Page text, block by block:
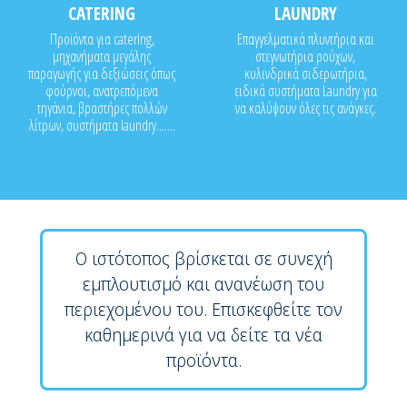
CATERING
Προϊόντα για catering,
μηχανήματα μεγάλης
παραγωγής για δεξιώσεις όπως
φούρνοι, ανατρεπόμενα
τηγάνια, βραστήρες πολλών
λίτρων, συστήματα laundry.......
LAUNDRY
Επαγγελματικά πλυντήρια και
στεγνωτήρια ρούχων,
κυλινδρικά σιδερωτήρια,
ειδικά συστήματα Laundry για
να καλύψουν όλες τις ανάγκες.
Ο ιστότοπος βρίσκεται σε συνεχή
εμπλουτισμό και ανανέωση του
περιεχομένου του. Επισκεφθείτε τον
καθημερινά για να δείτε τα νέα
προϊόντα.